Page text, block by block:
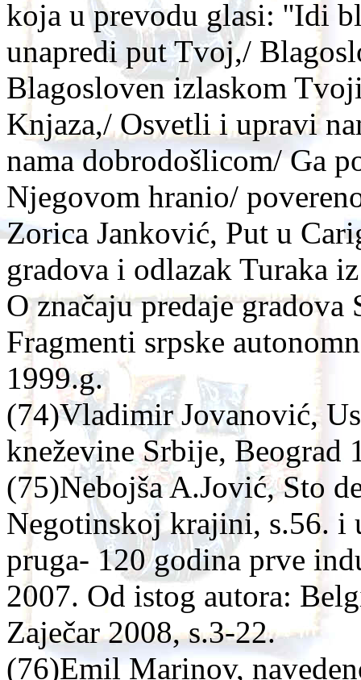
koja u prevodu glasi: ''Idi
unapredi put Tvoj,/
Blagosloven izlaskom
Knjaza,/ Osvetli i upravi
nama dobrodošlicom/ Ga
Njegovom hranio/
Zorica Janković, Put u
gradova i odlazak Turaka
O značaju predaje
Fragmenti srpske
1999.g.
(74)Vladimir Jovanović,
kneževine Srbije, Beograd
(75)Nebojša A.Jović, Sto
Negotinskoj krajini, s.56. i
pruga- 120 godina prve
2007. Od istog autora:
Zaječar 2008, s.3-22.
(76)Emil Marinov,